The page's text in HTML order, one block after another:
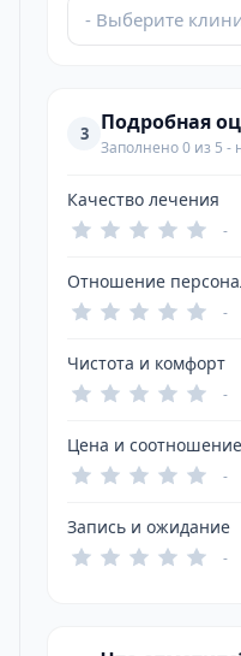
- Выберите
3 Подробная
Заполнено 0 из 5 -
Качество лечения
-
Отношение
-
Чистота и комфорт
-
Цена и
-
Запись и ожидание
-